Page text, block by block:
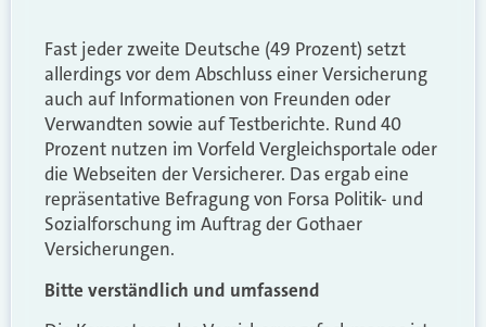
Fast jeder zweite Deutsche (49 Prozent) setzt
allerdings vor dem Abschluss einer Versicherung
auch auf Informationen von Freunden oder
Verwandten sowie auf Testberichte. Rund 40
Prozent nutzen im Vorfeld Vergleichsportale oder
die Webseiten der Versicherer. Das ergab eine
repräsentative Befragung von Forsa Politik- und
Sozialforschung im Auftrag der Gothaer
Versicherungen.
Bitte verständlich und umfassend